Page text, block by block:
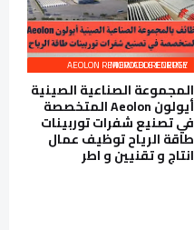
AEOLON RENEWABLE ENERGY MOROCCO RECRUTE
المجموعة الصناعية الصينية
أيولون Aeolon المتخصصة
في تصنيع شفرات توربينات
طاقة الرياح توظيف عمال
انتاج و تقنيين و اطر